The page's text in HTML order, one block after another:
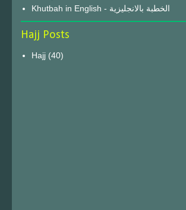
Khutbah in English - الخطبة بالانجليزية
Hajj Posts
Hajj (40)